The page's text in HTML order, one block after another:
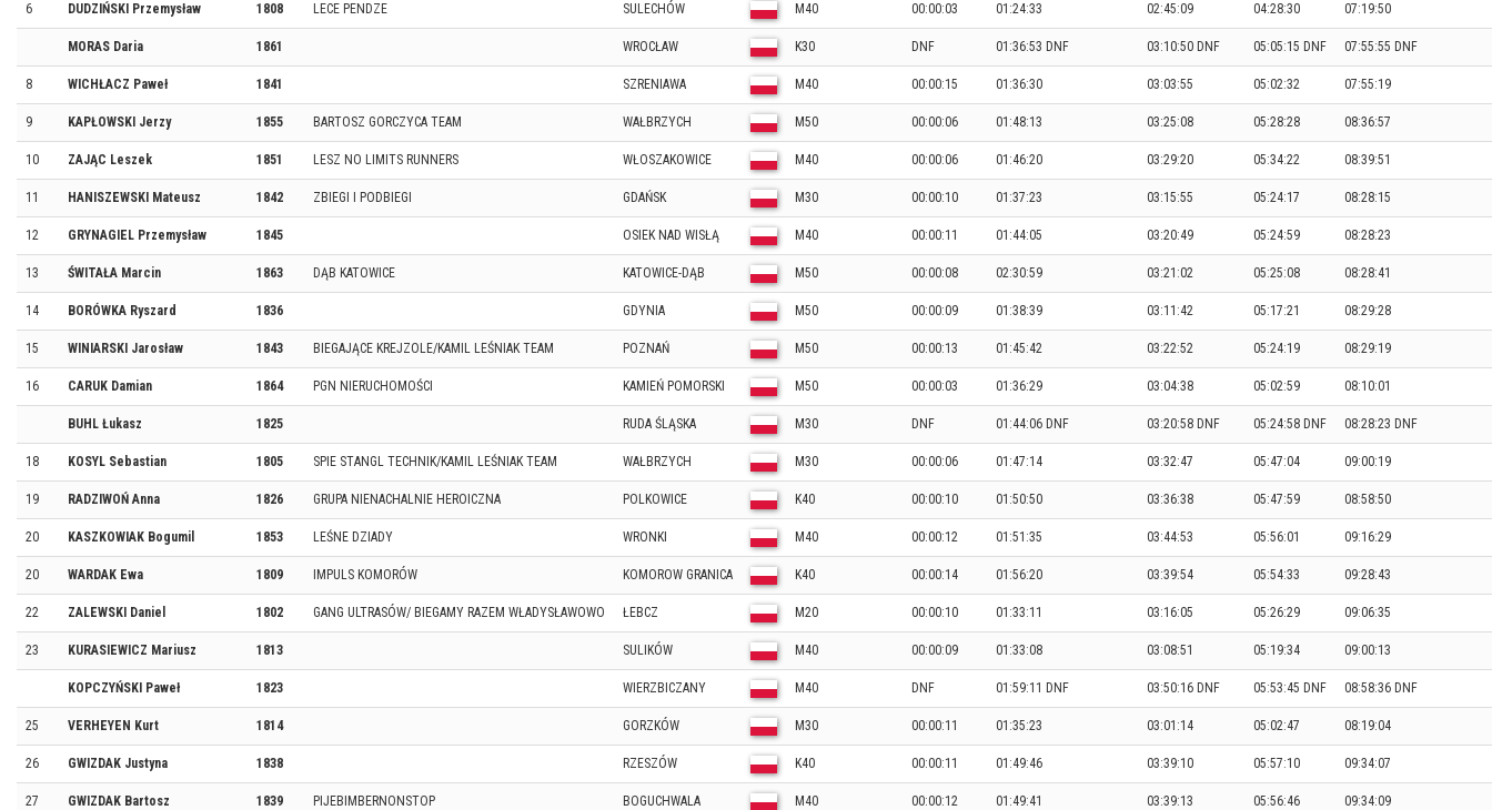
6 DUDZIŃSKI Przemysław 1808 LECE PENDZE SULECHÓW M40 00:00:03 01:24:33 02:45:09 04:28:30 07:19:50
MORAS Daria 1861 WROCŁAW K30 DNF 01:36:53 DNF 03:10:50 DNF 05:05:15 DNF 07:55:55 DNF
8 WICHŁACZ Paweł 1841 SZRENIAWA M40 00:00:15 01:36:30 03:03:55 05:02:32 07:55:19
9 KAPŁOWSKI Jerzy 1855 BARTOSZ GORCZYCA TEAM WAŁBRZYCH M50 00:00:06 01:48:13 03:25:08 05:28:28 08:36:57
10 ZAJĄC Leszek 1851 LESZ NO LIMITS RUNNERS WŁOSZAKOWICE M40 00:00:06 01:46:20 03:29:20 05:34:22 08:39:51
11 HANISZEWSKI Mateusz 1842 ZBIEGI I PODBIEGI GDAŃSK M30 00:00:10 01:37:23 03:15:55 05:24:17 08:28:15
12 GRYNAGIEL Przemysław 1845 OSIEK NAD WISŁĄ M40 00:00:11 01:44:05 03:20:49 05:24:59 08:28:23
13 ŚWITAŁA Marcin 1863 DĄB KATOWICE KATOWICE-DĄB M50 00:00:08 02:30:59 03:21:02 05:25:08 08:28:41
14 BORÓWKA Ryszard 1836 GDYNIA M50 00:00:09 01:38:39 03:11:42 05:17:21 08:29:28
15 WINIARSKI Jarosław 1843 BIEGAJĄCE KREJZOLE/KAMIL LEŚNIAK TEAM POZNAŃ M50 00:00:13 01:45:42 03:22:52 05:24:19 08:29:19
16 CARUK Damian 1864 PGN NIERUCHOMOŚCI KAMIEŃ POMORSKI M50 00:00:03 01:36:29 03:04:38 05:02:59 08:10:01
BUHL Łukasz 1825 RUDA ŚLĄSKA M30 DNF 01:44:06 DNF 03:20:58 DNF 05:24:58 DNF 08:28:23 DNF
18 KOSYL Sebastian 1805 SPIE STANGL TECHNIK/KAMIL LEŚNIAK TEAM WAŁBRZYCH M30 00:00:06 01:47:14 03:32:47 05:47:04 09:00:19
19 RADZIWOŃ Anna 1826 GRUPA NIENACHALNIE HEROICZNA POLKOWICE K40 00:00:10 01:50:50 03:36:38 05:47:59 08:58:50
20 KASZKOWIAK Bogumil 1853 LEŚNE DZIADY WRONKI M40 00:00:12 01:51:35 03:44:53 05:56:01 09:16:29
20 WARDAK Ewa 1809 IMPULS KOMORÓW KOMOROW GRANICA K40 00:00:14 01:56:20 03:39:54 05:54:33 09:28:43
22 ZALEWSKI Daniel 1802 GANG ULTRASÓW/ BIEGAMY RAZEM WŁADYSŁAWOWO ŁEBCZ M20 00:00:10 01:33:11 03:16:05 05:26:29 09:06:35
23 KURASIEWICZ Mariusz 1813 SULIKÓW M40 00:00:09 01:33:08 03:08:51 05:19:34 09:00:13
KOPCZYŃSKI Paweł 1823 WIERZBICZANY M40 DNF 01:59:11 DNF 03:50:16 DNF 05:53:45 DNF 08:58:36 DNF
25 VERHEYEN Kurt 1814 GORZKÓW M30 00:00:11 01:35:23 03:01:14 05:02:47 08:19:04
26 GWIZDAK Justyna 1838 RZESZÓW K40 00:00:11 01:49:46 03:39:10 05:57:10 09:34:07
27 GWIZDAK Bartosz 1839 PIJEBIMBERNONSTOP BOGUCHWALA M40 00:00:12 01:49:41 03:39:13 05:56:46 09:34:09